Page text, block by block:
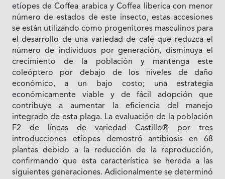
etíopes de Coffea arabica y Coffea liberica con menor
número de estados de este insecto, estas accesiones
se están utilizando como progenitores masculinos para
el desarrollo de una variedad de café que reduzca el
número de individuos por generación, disminuya el
crecimiento de la población y mantenga este
coleóptero por debajo de los niveles de daño
económico, a un bajo costo; una estrategia
económicamente viable y de fácil adopción que
contribuye a aumentar la eficiencia del manejo
integrado de esta plaga. La evaluación de la población
F2 de líneas de variedad Castillo® por tres
introducciones etíopes demostró antibiosis en 68
plantas debido a la reducción de la reproducción,
confirmando que esta característica se hereda a las
siguientes generaciones. Adicionalmente se determinó